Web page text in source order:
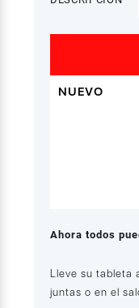
NUEVO
Ahora todos
Lleve su tableta
juntas o en el